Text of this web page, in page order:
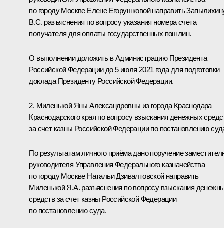
по городу Москве Елене Егорушковой направить
B.C. разъяснения по вопросу указания номера счета
получателя для оплаты государственных пошлин.
О выполнении доложить в Администрацию Президента
Российской Федерации до 5 июля 2021 года для подготовки
доклада Президенту Российской Федерации.
2. Миленькой Яны Александровны из города Краснодара
Краснодарского края по вопросу взыскания денежных
за счет казны Российской Федерации по постановлению
По результатам личного приёма дано поручение
руководителя Управления Федерального казначейства
по городу Москве Натальи Дзивалтовской направить
Миленькой Я.А. разъяснения по вопросу взыскания
средств за счет казны Российской Федерации
по постановлению суда.